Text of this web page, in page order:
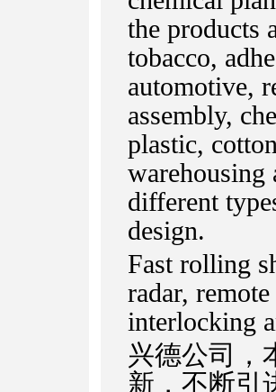
the products
tobacco,
automotive,
assembly,
plastic,
different
design.
Fast rolling
radar,
interlocking
兴德公司，
新，不断引